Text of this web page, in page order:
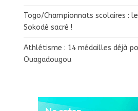
Togo/Championnats scolaires :
Sokodé sacré !
Athlétisme : 14 médailles déjà
Ouagadougou